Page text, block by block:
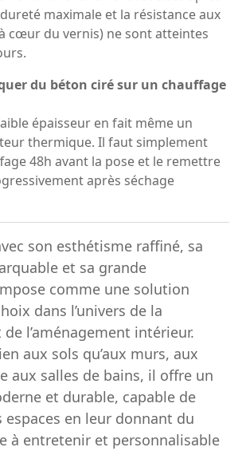
maximale et la résistance aux
cœur du vernis) ne sont atteintes
du béton ciré sur un chauffage
épaisseur en fait même un
thermique. Il faut simplement
48h avant la pose et le remettre
après séchage
son esthétisme raffiné, sa
et sa grande
comme une solution
dans l’univers de la
l’aménagement intérieur.
aux sols qu’aux murs, aux
aux salles de bains, il offre un
et durable, capable de
en leur donnant du
à entretenir et personnalisable